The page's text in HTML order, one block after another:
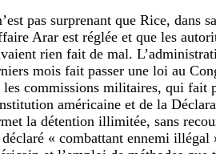
pas surprenant que Rice, dans
Arar est réglée et que les
rien fait de mal.
mois fait passer une loi au
les commissions militaires, qui fait
américaine et de la
la détention illimitée, sans
déclaré « combattant ennemi illégal